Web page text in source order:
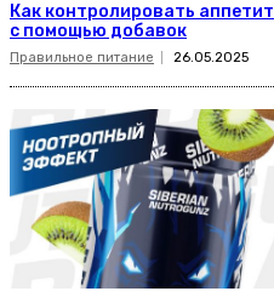
Как контролировать аппетит
с помощью добавок
Правильное питание 26.05.2025